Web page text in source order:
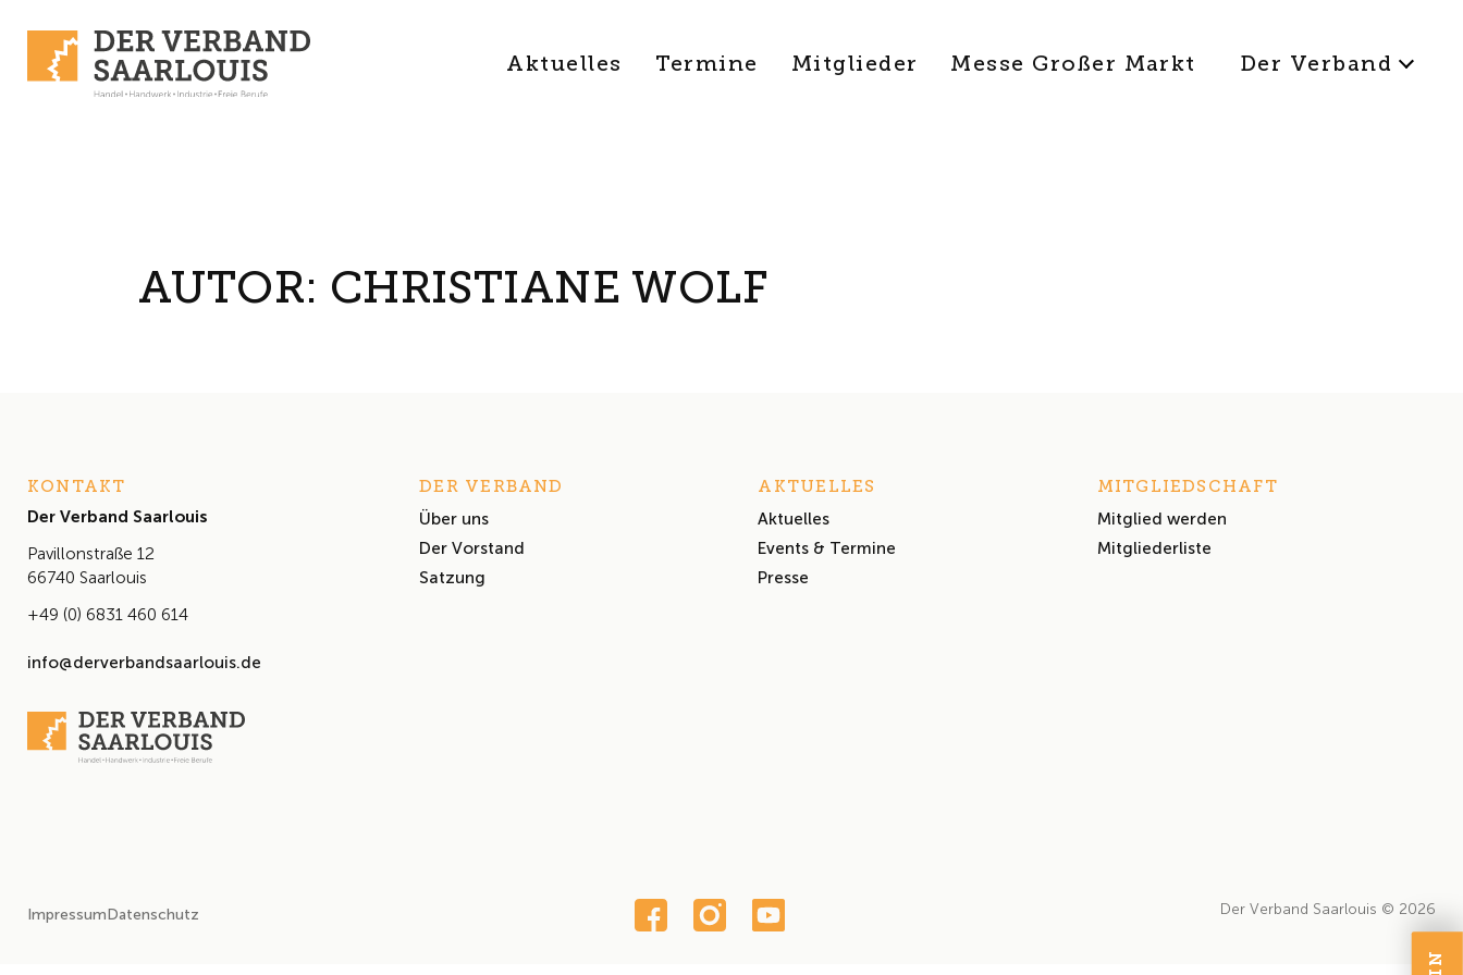
Aktuelles Termine Mitglieder Messe Großer Markt Der Verband
AUTOR: CHRISTIANE WOLF
KONTAKT
Der Verband Saarlouis
Pavillonstraße 12
66740 Saarlouis
+49 (0) 6831 460 614
info@derverbandsaarlouis.de
DER VERBAND
Über uns
Der Vorstand
Satzung
AKTUELLES
Aktuelles
Events & Termine
Presse
MITGLIEDSCHAFT
Mitglied werden
Mitgliederliste
ImpressumDatenschutz Der Verband Saarlouis © 2026